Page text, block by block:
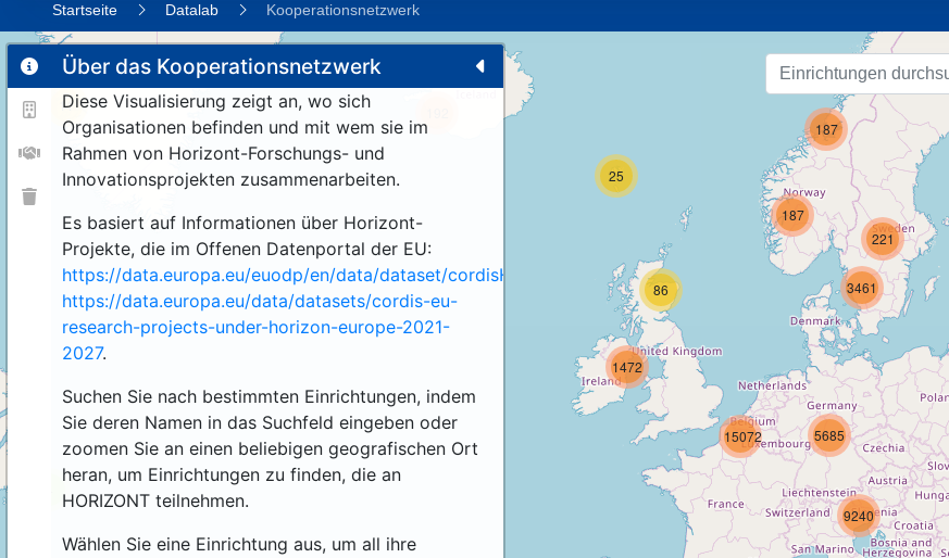
Startseite Datalab Kooperationsnetzwerk
Über das Kooperationsnetzwerk
Diese Visualisierung zeigt an, wo sich
Organisationen befinden und mit wem sie im
Rahmen von Horizont-Forschungs- und
Innovationsprojekten zusammenarbeiten.
Es basiert auf Informationen über Horizont-
Projekte, die im Offenen Datenportal der EU:
https://data.europa.eu/euodp/en/data/dataset/cordisH2020projects.
https://data.europa.eu/data/datasets/cordis-eu-
research-projects-under-horizon-europe-2021-
2027.
Suchen Sie nach bestimmten Einrichtungen, indem
Sie deren Namen in das Suchfeld eingeben oder
zoomen Sie an einen beliebigen geografischen Ort
heran, um Einrichtungen zu finden, die an
HORIZONT teilnehmen.
Wählen Sie eine Einrichtung aus, um all ihre
11
187
187
221
3461
86
25
5685
9240
1472
15072